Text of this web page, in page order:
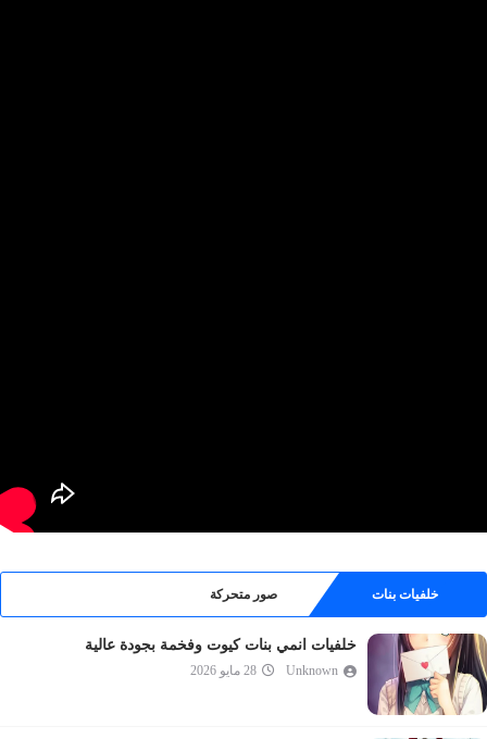
خلفيات بنات صور متحركة
خلفيات انمي بنات كيوت وفخمة بجودة عالية
Unknown 28 مايو 2026